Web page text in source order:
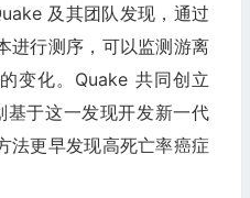
及其团队发现，通过
进行测序，可以监测游离
变化。Quake 共同创立
于这一发现开发新一代
法更早发现高死亡率癌症